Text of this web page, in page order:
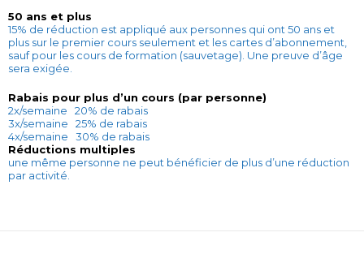
50 ans et plus
15% de réduction est appliqué aux personnes qui ont 50 ans et
plus sur le premier cours seulement et les cartes d’abonnement,
sauf pour les cours de formation (sauvetage). Une preuve d’âge
sera exigée.
Rabais pour plus d’un cours (par personne)
2x/semaine 20% de rabais
3x/semaine 25% de rabais
4x/semaine 30% de rabais
Réductions multiples
une même personne ne peut bénéficier de plus d’une réduction
par activité.